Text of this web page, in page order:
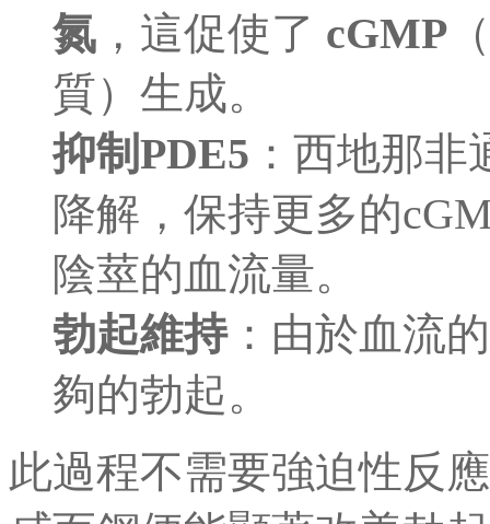
氮 ，這促使了 cGMP
質）生成。
抑制PDE5 ：西地那
降解，保持更多的
陰莖的血流量。
勃起維持：由於血流
夠的勃起。
此過程不需要強迫性反